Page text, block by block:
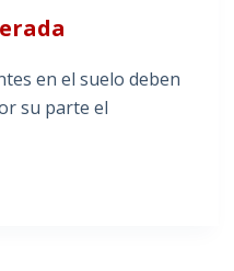
en el suelo deben
su parte el